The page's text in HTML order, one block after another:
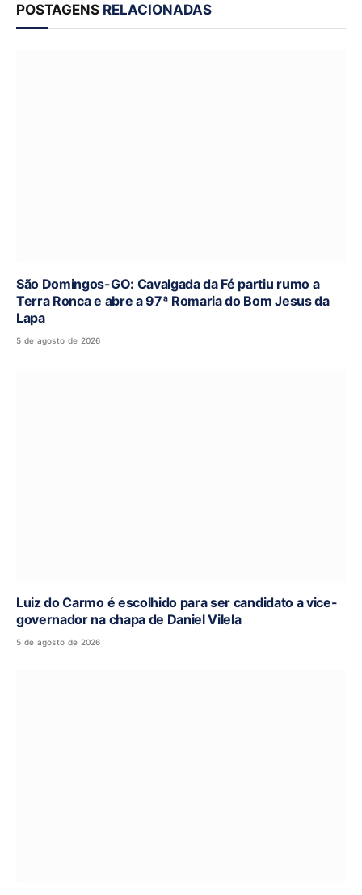
POSTAGENS RELACIONADAS
São Domingos-GO: Cavalgada da Fé partiu rumo a
Terra Ronca e abre a 97ª Romaria do Bom Jesus da
Lapa
5 de agosto de 2026
Luiz do Carmo é escolhido para ser candidato a vice-
governador na chapa de Daniel Vilela
5 de agosto de 2026